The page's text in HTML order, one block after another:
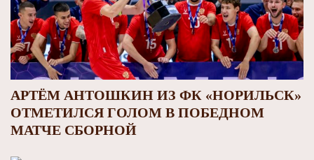
АРТЁМ АНТОШКИН ИЗ ФК «НОРИЛЬСК»
ОТМЕТИЛСЯ ГОЛОМ В ПОБЕДНОМ
МАТЧЕ СБОРНОЙ